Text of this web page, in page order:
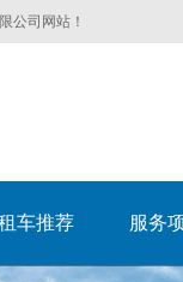
公司网站！
车推荐 服务